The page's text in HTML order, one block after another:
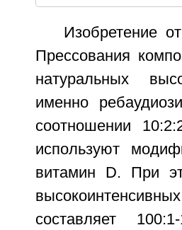
Изобретение
Прессования
натуральных
именно
соотношении
используют
витамин D. При
составляет